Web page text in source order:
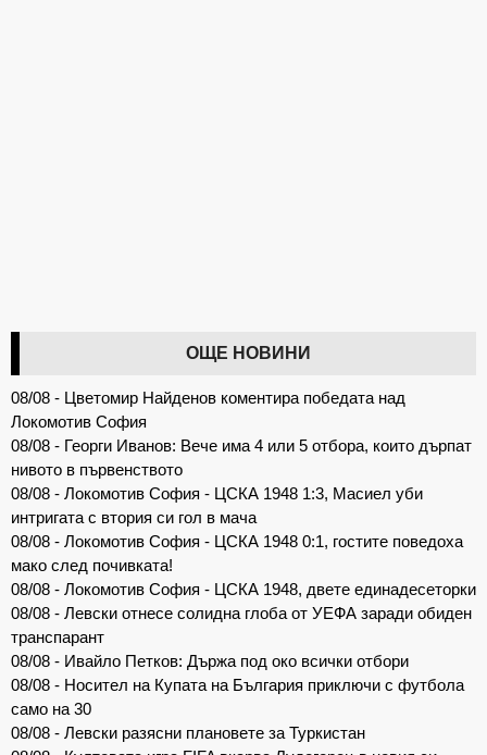
ОЩЕ НОВИНИ
08/08 - Цветомир Найденов коментира победата над
Локомотив София
08/08 - Георги Иванов: Вече има 4 или 5 отбора, които дърпат
нивото в първенството
08/08 - Локомотив София - ЦСКА 1948 1:3, Масиел уби
интригата с втория си гол в мача
08/08 - Локомотив София - ЦСКА 1948 0:1, гостите поведоха
мако след почивката!
08/08 - Локомотив София - ЦСКА 1948, двете единадесеторки
08/08 - Левски отнесе солидна глоба от УЕФА заради обиден
транспарант
08/08 - Ивайло Петков: Държа под око всички отбори
08/08 - Носител на Купата на България приключи с футбола
само на 30
08/08 - Левски разясни плановете за Туркистан